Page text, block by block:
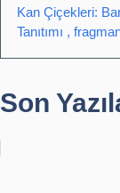
Kan Çiçekleri:
Tanıtımı ,
Son